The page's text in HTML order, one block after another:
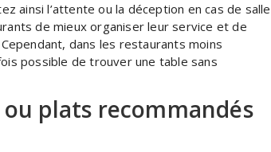
ainsi l’attente ou la déception en cas de salle
de mieux organiser leur service et de
dans les restaurants moins
possible de trouver une table sans
plats recommandés